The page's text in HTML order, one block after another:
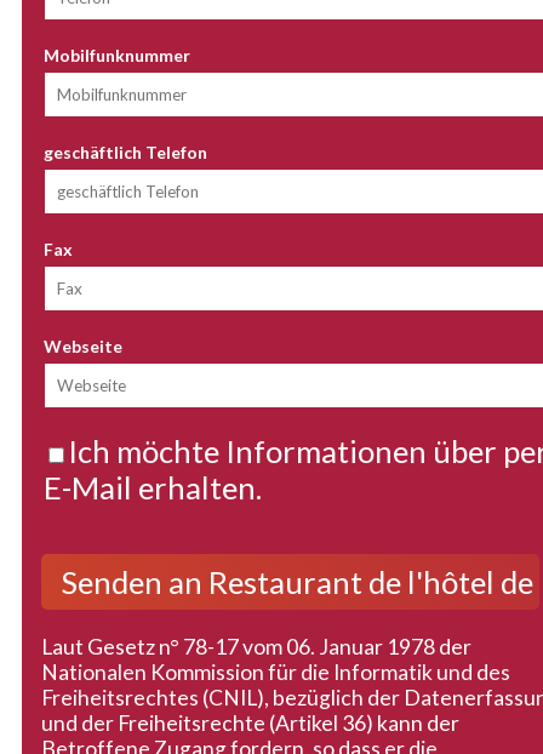
Mobilfunknummer
geschäftlich Telefon
Fax
Webseite
Ich möchte Informationen über per
E-Mail erhalten.
Laut Gesetz n° 78-17 vom 06. Januar 1978 der
Nationalen Kommission für die Informatik und des
Freiheitsrechtes (CNIL), bezüglich der
und der Freiheitsrechte (Artikel 36) kann der
Betroffene Zugang fordern, so dass er die